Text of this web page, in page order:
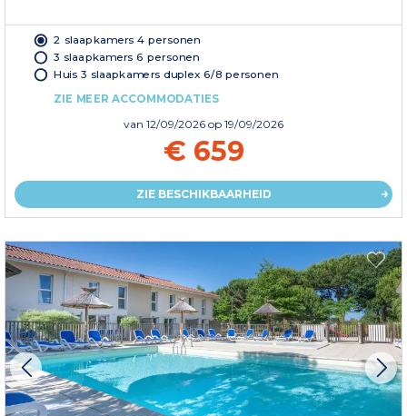
2 slaapkamers 4 personen
3 slaapkamers 6 personen
Huis 3 slaapkamers duplex 6/8 personen
ZIE MEER ACCOMMODATIES
van 12/09/2026 op 19/09/2026
€ 659
ZIE BESCHIKBAARHEID